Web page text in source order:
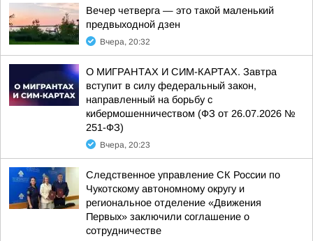
Вечер четверга — это такой маленький
предвыходной дзен
Вчера, 20:32
О МИГРАНТАХ И СИМ-КАРТАХ. Завтра
вступит в силу федеральный закон,
направленный на борьбу с
кибермошенничеством (ФЗ от 26.07.2026 №
251-ФЗ)
Вчера, 20:23
Следственное управление СК России по
Чукотскому автономному округу и
региональное отделение «Движения
Первых» заключили соглашение о
сотрудничестве